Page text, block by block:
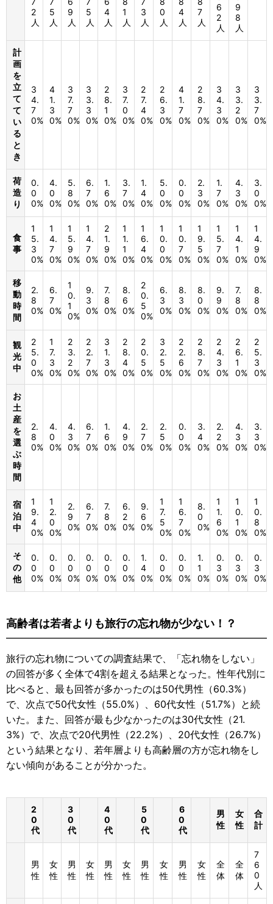
2
人
5
人
9
人
5
人
4
人
1
人
3
人
0
人
4
人
7
人
6
2
人
9
8
人
計
画
を
立
て
て
い
る
と
き
3
4.
7
0%
4
1.
3
0%
3
7.
7
0%
3
3.
3
0%
2
8.
1
0%
3
7.
0
0%
2
7.
4
0%
2
6.
3
0%
4
1.
7
0%
2
8.
7
0%
3
4.
3
0%
3
3.
2
0%
3
3.
7
0%
荷
造
り
0.
0
0%
4.
0
0%
5.
8
0%
6.
7
0%
1.
6
0%
3.
7
0%
1.
4
0%
5.
0
0%
0.
0
0%
2.
3
0%
1.
7
0%
4.
3
0%
3.
0
0%
食
事
1
5.
3
0%
1
4.
7
0%
1
5.
9
0%
1
4.
7
0%
2
1.
9
0%
1
1.
1
0%
1
6.
4
0%
1
0.
0
0%
1
0.
7
0%
1
9.
5
0%
1
5.
7
0%
1
4.
1
0%
1
4.
9
0%
移
動
時
間
2.
8
0%
6.
7
0%
1
0.
1
0%
9.
3
0%
7.
8
0%
8.
6
0%
2
0.
5
0%
6.
3
0%
8.
3
0%
8.
0
0%
9.
9
0%
7.
8
0%
8.
8
0%
観
光
中
2
5.
0
0%
1
7.
3
0%
2
3.
2
0%
2
2.
7
0%
3
1.
3
0%
2
8.
4
0%
2
0.
5
0%
3
2.
5
0%
2
2.
6
0%
2
8.
7
0%
2
4.
3
0%
2
6.
1
0%
2
5.
3
0%
お
土
産
を
選
ぶ
時
間
2.
8
0%
4.
0
0%
4.
3
0%
6.
7
0%
1.
6
0%
4.
9
0%
2.
7
0%
2.
5
0%
0.
0
0%
3.
4
0%
2.
2
0%
4.
3
0%
3.
3
0%
宿
泊
中
1
9.
4
0%
1
2.
0
0%
2.
9
0%
6.
7
0%
7.
8
0%
6.
2
0%
9.
6
0%
1
7.
5
0%
1
6.
7
0%
8.
0
0%
1
1.
6
0%
1
0.
1
0%
1
0.
8
0%
そ
の
他
0.
0
0%
0.
0
0%
0.
0
0%
0.
0
0%
0.
0
0%
0.
0
0%
1.
4
0%
0.
0
0%
0.
0
0%
1.
1
0%
0.
3
0%
0.
3
0%
0.
3
0%
高齢者は若者よりも旅行の忘れ物が少ない！？
旅行の忘れ物についての調査結果で、「忘れ物をしない」
の回答が多く全体で4割を超える結果となった。性年代別に
比べると、最も回答が多かったのは50代男性（60.3%）
で、次点で50代女性（55.0%）、60代女性（51.7%）と続
いた。また、回答が最も少なかったのは30代女性（21.
3%）で、次点で20代男性（22.2%）、20代女性（26.7%）
という結果となり、若年層よりも高齢層の方が忘れ物をし
ない傾向があることが分かった。
2
0
代
3
0
代
4
0
代
5
0
代
6
0
代
男
性
女
性
合
計
男
性
女
性
男
性
女
性
男
性
女
性
男
性
女
性
男
性
女
性
全
体
全
体
7
6
0
人